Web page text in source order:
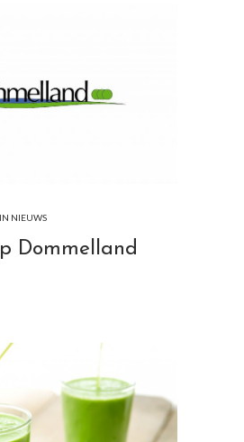
IN NIEUWS
Dommelland